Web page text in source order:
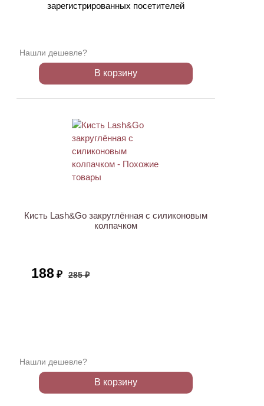
зарегистрированных посетителей
Нашли дешевле?
В корзину
Кисть Lash&Go закруглённая с силиконовым
колпачком
188 ₽ 285 ₽
Нашли дешевле?
В корзину